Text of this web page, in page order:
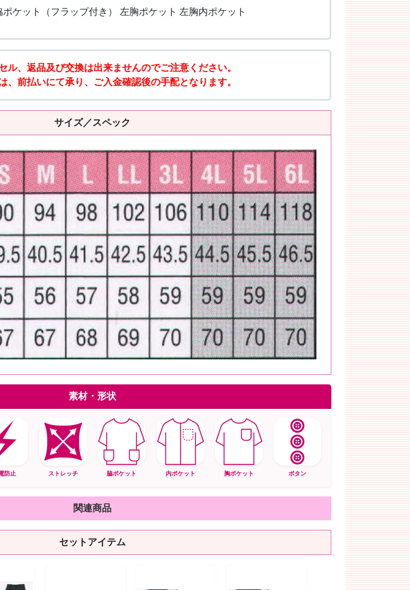
ケット（フラップ付き） 左胸ポケット 左胸内ポケット
、返品及び交換は出来ませんのでご注意ください。
前払いにて承り、ご入金確認後の手配となります。
サイズ／スペック
素材・形状
防止 ストレッチ 脇ポケット 内ポケット 胸ポケット ボタン
関連商品
セットアイテム